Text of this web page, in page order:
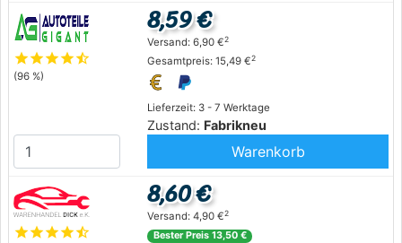
starstarstarstarstar_half
(96 %)
Lieferzeit: 3 - 7 Werktage
Zustand: Fabrikneu
8,59 €
Versand: 6,90 €2
Gesamtpreis: 15,49 €2
Warenkorb
starstarstarstarstar_half
8,60 €
Versand: 4,90 €2
Bester Preis 13,50 €